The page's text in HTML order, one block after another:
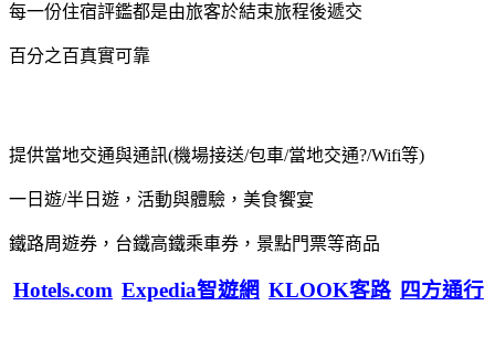
每一份住宿評鑑都是由旅客於結束旅程後遞交
百分之百真實可靠
提供當地交通與通訊(機場接送/包車/當地交通?/Wifi等)
一日遊/半日遊，活動與體驗，美食饗宴
鐵路周遊券，台鐵高鐵乘車券，景點門票等商品
Hotels.com Expedia智遊網 KLOOK客路 四方通行